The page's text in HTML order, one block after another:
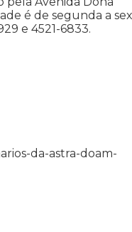
é de segunda a
e 4521-6833.
da-astra-doam-